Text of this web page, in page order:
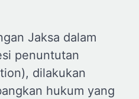
Jaksa dalam
penuntutan
dilakukan
hukum yang